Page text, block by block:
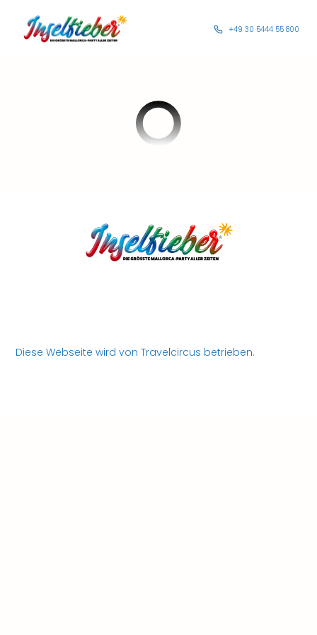
+49 30 5444 55 800
Diese Webseite wird von Travelcircus betrieben.